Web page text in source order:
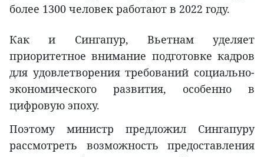
более 1300 человек работают в 2022 году.
Как и Сингапур, Вьетнам уделяет
приоритетное внимание подготовке кадров
для удовлетворения требований социально-
экономического развития, особенно в
цифровую эпоху.
Поэтому министр предложил Сингапуру
рассмотреть возможность предоставления